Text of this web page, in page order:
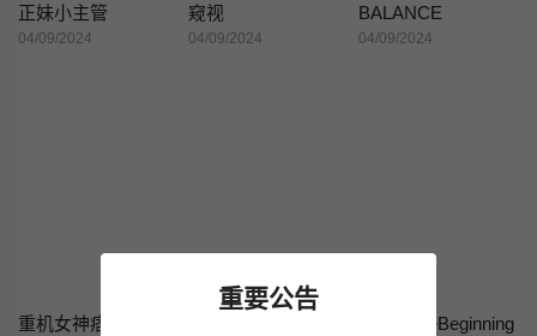
正妹小主管
04/09/2024
窥视
04/09/2024
BALANCE
04/09/2024
SEEDTheBeginning
重要公告